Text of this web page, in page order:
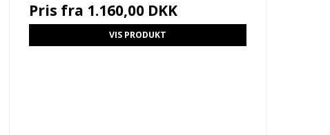
Pris fra 1.160,00 DKK
VIS PRODUKT